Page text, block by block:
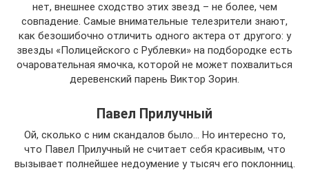
нет, внешнее сходство этих звезд – не более, чем
совпадение. Самые внимательные телезрители знают,
как безошибочно отличить одного актера от другого: у
звезды «Полицейского с Рублевки» на подбородке есть
очаровательная ямочка, которой не может похвалиться
деревенский парень Виктор Зорин.
Павел Прилучный
Ой, сколько с ним скандалов было… Но интересно то,
что Павел Прилучный не считает себя красивым, что
вызывает полнейшее недоумение у тысяч его поклонниц.